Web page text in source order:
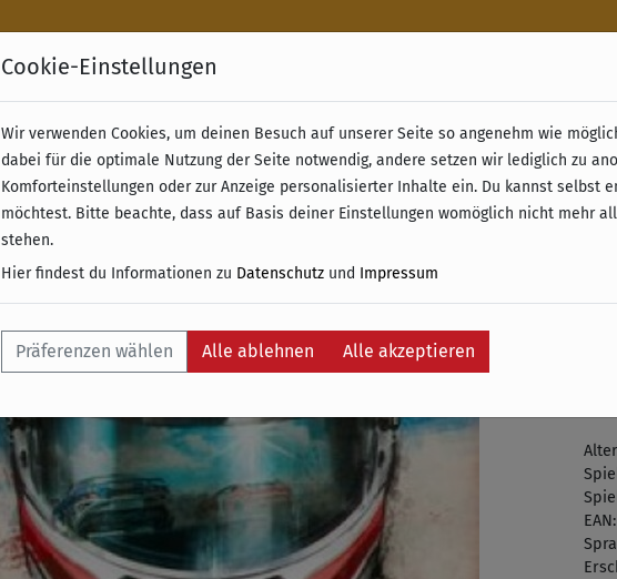
Kostenloser Versand & Retoure ab 49 € (innerhalb Deutschlands)
EAN:
Cookie-Einstellungen
Wir verwenden Cookies, um deinen Besuch auf unserer Seite so angenehm wie
dabei für die optimale Nutzung der Seite notwendig, andere setzen wir lediglich zu
Komforteinstellungen oder zur Anzeige personalisierter Inhalte ein. Du kannst selbst
möchtest. Bitte beachte, dass auf Basis deiner Einstellungen womöglich nicht mehr
stehen.
Hier findest du Informationen zu Datenschutz und Impressum
Präferenzen wählen Alle ablehnen Alle akzeptieren